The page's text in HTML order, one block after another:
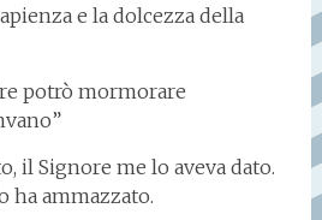
e la dolcezza della
potrò mormorare
il Signore me lo aveva dato.
ha ammazzato.